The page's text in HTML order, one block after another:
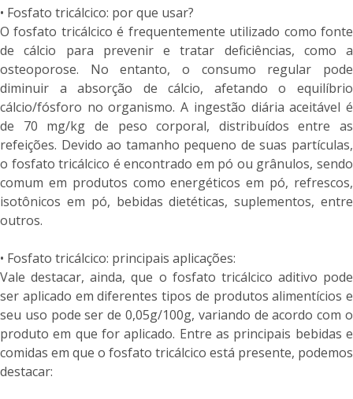
• Fosfato tricálcico: por que usar?
O fosfato tricálcico é frequentemente utilizado como fonte
de cálcio para prevenir e tratar deficiências, como a
osteoporose. No entanto, o consumo regular pode
diminuir a absorção de cálcio, afetando o equilíbrio
cálcio/fósforo no organismo. A ingestão diária aceitável é
de 70 mg/kg de peso corporal, distribuídos entre as
refeições. Devido ao tamanho pequeno de suas partículas,
o fosfato tricálcico é encontrado em pó ou grânulos, sendo
comum em produtos como energéticos em pó, refrescos,
isotônicos em pó, bebidas dietéticas, suplementos, entre
outros.
• Fosfato tricálcico: principais aplicações:
Vale destacar, ainda, que o fosfato tricálcico aditivo pode
ser aplicado em diferentes tipos de produtos alimentícios e
seu uso pode ser de 0,05g/100g, variando de acordo com o
produto em que for aplicado. Entre as principais bebidas e
comidas em que o fosfato tricálcico está presente, podemos
destacar: